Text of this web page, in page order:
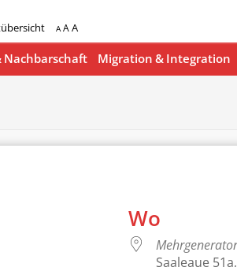
A AA
Nachbarschaft Migration & Integration
Wo
Saaleaue